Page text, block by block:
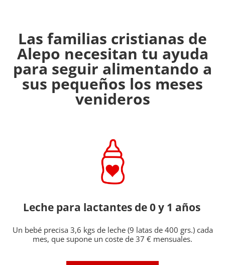
Las familias cristianas de
Alepo necesitan tu ayuda
para seguir alimentando a
sus pequeños los meses
venideros
Leche para lactantes de 0 y 1 años
Un bebé precisa 3,6 kgs de leche (9 latas de 400 grs.) cada
mes, que supone un coste de 37 € mensuales.